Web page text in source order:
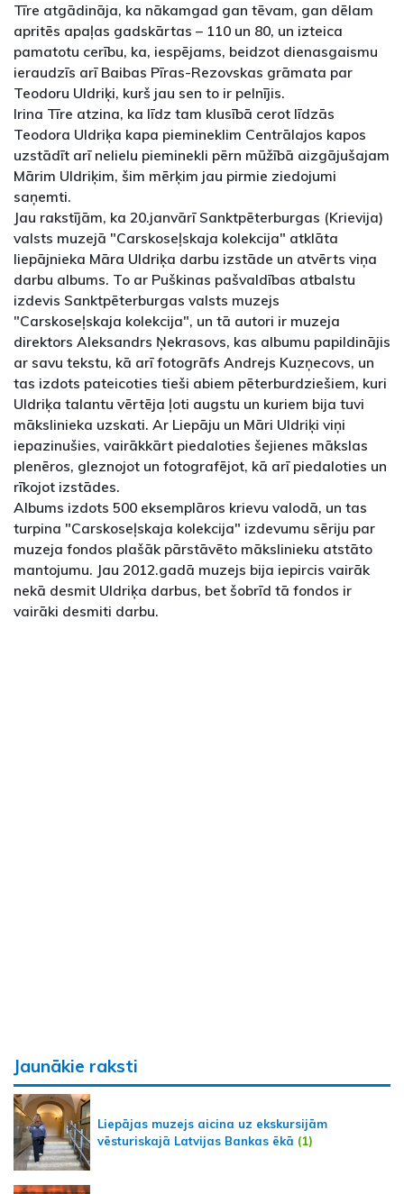
Tīre atgādināja, ka nākamgad gan tēvam, gan dēlam
apritēs apaļas gadskārtas – 110 un 80, un izteica
pamatotu cerību, ka, iespējams, beidzot dienasgaismu
ieraudzīs arī Baibas Pīras-Rezovskas grāmata par
Teodoru Uldriķi, kurš jau sen to ir pelnījis.
Irina Tīre atzina, ka līdz tam klusībā cerot līdzās
Teodora Uldriķa kapa piemineklim Centrālajos kapos
uzstādīt arī nelielu pieminekli pērn mūžībā aizgājušajam
Mārim Uldriķim, šim mērķim jau pirmie ziedojumi
saņemti.
Jau rakstījām, ka 20.janvārī Sanktpēterburgas (Krievija)
valsts muzejā "Carskoseļskaja kolekcija" atklāta
liepājnieka Māra Uldriķa darbu izstāde un atvērts viņa
darbu albums. To ar Puškinas pašvaldības atbalstu
izdevis Sanktpēterburgas valsts muzejs
"Carskoseļskaja kolekcija", un tā autori ir muzeja
direktors Aleksandrs Ņekrasovs, kas albumu papildinājis
ar savu tekstu, kā arī fotogrāfs Andrejs Kuzņecovs, un
tas izdots pateicoties tieši abiem pēterburdziešiem, kuri
Uldriķa talantu vērtēja ļoti augstu un kuriem bija tuvi
mākslinieka uzskati. Ar Liepāju un Māri Uldriķi viņi
iepazinušies, vairākkārt piedaloties šejienes mākslas
plenēros, gleznojot un fotografējot, kā arī piedaloties un
rīkojot izstādes.
Albums izdots 500 eksemplāros krievu valodā, un tas
turpina "Carskoseļskaja kolekcija" izdevumu sēriju par
muzeja fondos plašāk pārstāvēto mākslinieku atstāto
mantojumu. Jau 2012.gadā muzejs bija iepircis vairāk
nekā desmit Uldriķa darbus, bet šobrīd tā fondos ir
vairāki desmiti darbu.
Jaunākie raksti
Liepājas muzejs aicina uz ekskursijām
vēsturiskajā Latvijas Bankas ēkā (1)